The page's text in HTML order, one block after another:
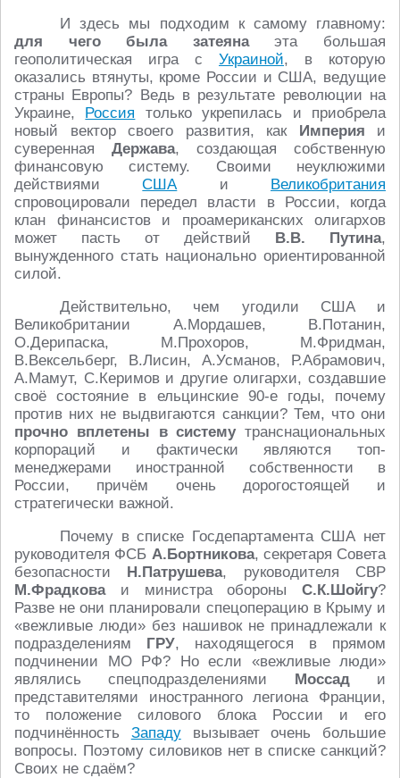
И здесь мы подходим к самому главному:
для чего была затеянаэта большая
геополитическая игра с Украиной, в которую
оказались втянуты, кроме России и США, ведущие
страны Европы? Ведь в результате революции на
Украине, Россия только укрепилась и приобрела
новый вектор своего развития, как Империя и
суверенная Держава, создающая собственную
финансовую систему. Своими неуклюжими
действиямиСШАи Великобритания
спровоцировали передел власти в России, когда
клан финансистов и проамериканских олигархов
может пасть от действий В.В. Путина,
вынужденного стать национально ориентированной
силой.
Действительно, чем угодили США и
Великобритании А.Мордашев, В.Потанин,
О.Дерипаска, М.Прохоров, М.Фридман,
В.Вексельберг, В.Лисин, А.Усманов, Р.Абрамович,
А.Мамут, С.Керимов и другие олигархи, создавшие
своё состояние в ельцинские 90-е годы, почему
против них не выдвигаются санкции? Тем, что они
прочно вплетены в системутранснациональных
корпораций и фактически являются топ-
менеджерами иностранной собственности в
России, причём очень дорогостоящей и
стратегически важной.
Почему в списке Госдепартамента США нет
руководителя ФСБ А.Бортникова, секретаря Совета
безопасности Н.Патрушева, руководителя СВР
М.Фрадковаи министра обороны С.К.Шойгу?
Разве не они планировали спецоперацию в Крыму и
«вежливые люди» без нашивок не принадлежали к
подразделениям ГРУ, находящегося в прямом
подчинении МО РФ? Но если «вежливые люди»
являлись спецподразделениями Моссади
представителями иностранного легиона Франции,
то положение силового блока России и его
подчинённость Западувызывает очень большие
вопросы. Поэтому силовиков нет в списке санкций?
Своих не сдаём?